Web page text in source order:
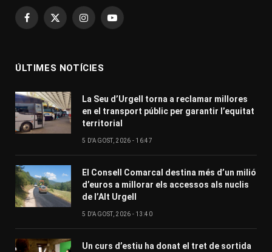
Facebook
X
InstagramYouTube
ÚLTIMES NOTÍCIES
La Seu d’Urgell torna a reclamar millores
en el transport públic per garantir l’equitat
territorial
5 D'AGOST, 2026 - 16:47
El Consell Comarcal destina més d’un milió
d’euros a millorar els accessos als nuclis
de l’Alt Urgell
5 D'AGOST, 2026 - 13:40
Un curs d’estiu ha donat el tret de sortida